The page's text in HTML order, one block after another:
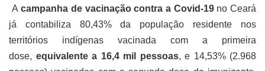
Acampanha de vacinação contra a Covid-19no Ceará
já contabiliza 80,43% da população residente nos
territórios indígenas vacinada com a primeira
dose, equivalente a 16,4 mil pessoas, e 14,53% (2.968